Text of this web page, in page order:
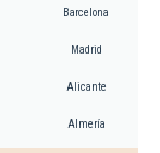
Barcelona
Madrid
Alicante
Almería